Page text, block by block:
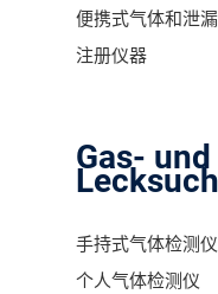
便携式气体和泄
注册仪器
Gas- und
手持式气体检测仪
个人气体检测仪